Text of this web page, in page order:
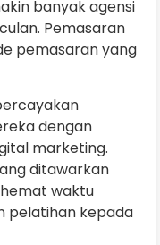
banyak agensi
Pemasaran
pemasaran yang
dengan
marketing.
ditawarkan
waktu
pelatihan kepada